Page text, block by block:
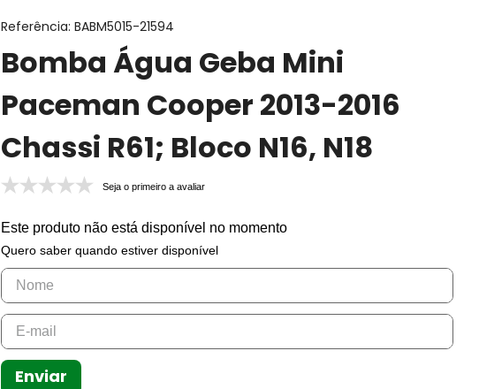
Referência:BABM5015-21594
Bomba Água Geba Mini
Paceman Cooper 2013-2016
Chassi R61; Bloco N16, N18
Seja o primeiro a avaliar
Este produto não está disponível no momento
Quero saber quando estiver disponível
Enviar